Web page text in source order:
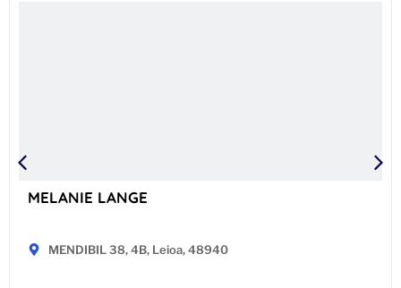
MELANIE LANGE
MENDIBIL 38, 4B, Leioa, 48940